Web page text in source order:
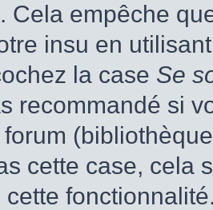
Cela empêche
insu en
la case Se
recommandé si
cette case, cela
cette